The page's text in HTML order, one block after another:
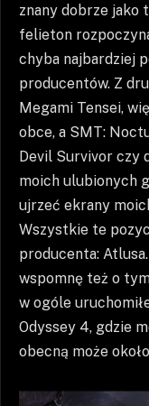
znany dobrze
felieton
chyba najbardziej
producentów. Z
Megami Tensei,
obce, a SMT:
Devil Survivor czy
moich ulubionych
ujrzeć ekrany
Wszystkie te
producenta:
wspomnę też o
w ogóle
Odyssey 4, gdzie
obecną może